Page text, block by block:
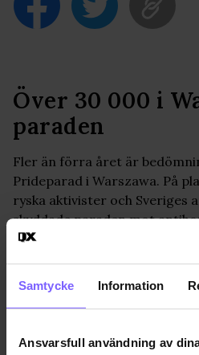
Samtycke Information
Ansvarsfull användning av
Över 30 000 i
paraden
Fler än förra året är
Prideparad i Warszawa. På
ryska aktivister och Sveriges
skyddade paraden mot